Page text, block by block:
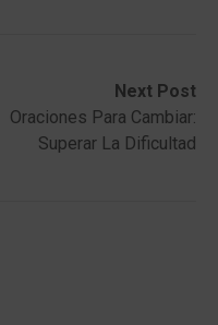
Next Post
Oraciones Para Cambiar:
Superar La Dificultad